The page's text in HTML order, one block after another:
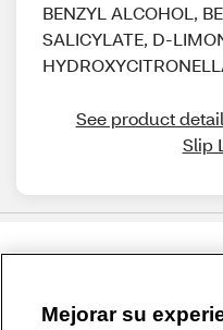
BENZYL ALCOHOL,
SALICYLATE, D-
See product
Slip
Mejorar su